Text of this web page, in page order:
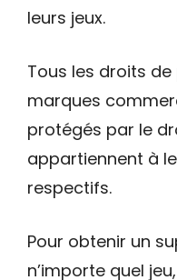
leurs jeux.
Tous les droits
marques
protégés par le
appartiennent à
respectifs.
Pour obtenir un
n’importe quel